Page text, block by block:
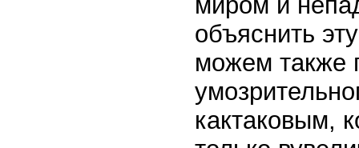
объяснить
можем также
кактаковым,